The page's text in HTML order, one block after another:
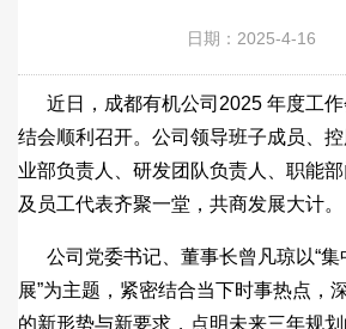
日期：2025-4-16
近日，成都有机公司2025 年度工
结会顺利召开。公司领导班子成员、
业部负责人、研发团队负责人、职能
及员工代表齐聚一堂，共商发展大计。
公司党委书记、董事长曾凡琼以“
展”为主题，紧密结合当下时事热点，
的新形势与新要求，点明未来三年规